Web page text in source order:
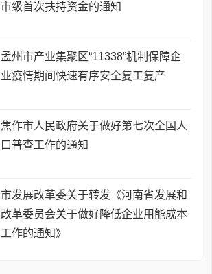
市级首次扶持资金的通知
孟州市产业集聚区“11338”机制保障企
业疫情期间快速有序安全复工复产
焦作市人民政府关于做好第七次全国人
口普查工作的通知
市发展改革委关于转发《河南省发展和
改革委员会关于做好降低企业用能成本
工作的通知》